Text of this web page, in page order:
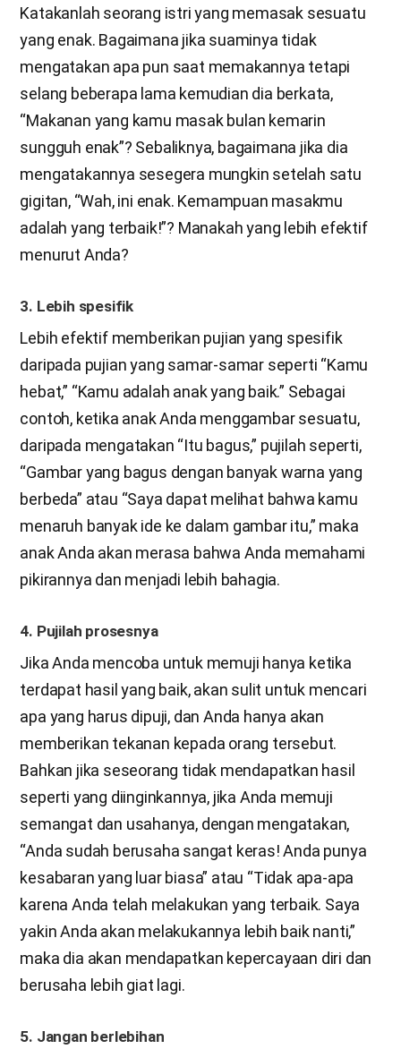
Katakanlah seorang istri yang memasak sesuatu
yang enak. Bagaimana jika suaminya tidak
mengatakan apa pun saat memakannya tetapi
selang beberapa lama kemudian dia berkata,
“Makanan yang kamu masak bulan kemarin
sungguh enak”? Sebaliknya, bagaimana jika dia
mengatakannya sesegera mungkin setelah satu
gigitan, “Wah, ini enak. Kemampuan masakmu
adalah yang terbaik!”? Manakah yang lebih efektif
menurut Anda?
3. Lebih spesifik
Lebih efektif memberikan pujian yang spesifik
daripada pujian yang samar-samar seperti “Kamu
hebat,” “Kamu adalah anak yang baik.” Sebagai
contoh, ketika anak Anda menggambar sesuatu,
daripada mengatakan “Itu bagus,” pujilah seperti,
“Gambar yang bagus dengan banyak warna yang
berbeda” atau “Saya dapat melihat bahwa kamu
menaruh banyak ide ke dalam gambar itu,” maka
anak Anda akan merasa bahwa Anda memahami
pikirannya dan menjadi lebih bahagia.
4. Pujilah prosesnya
Jika Anda mencoba untuk memuji hanya ketika
terdapat hasil yang baik, akan sulit untuk mencari
apa yang harus dipuji, dan Anda hanya akan
memberikan tekanan kepada orang tersebut.
Bahkan jika seseorang tidak mendapatkan hasil
seperti yang diinginkannya, jika Anda memuji
semangat dan usahanya, dengan mengatakan,
“Anda sudah berusaha sangat keras! Anda punya
kesabaran yang luar biasa” atau “Tidak apa-apa
karena Anda telah melakukan yang terbaik. Saya
yakin Anda akan melakukannya lebih baik nanti,”
maka dia akan mendapatkan kepercayaan diri dan
berusaha lebih giat lagi.
5. Jangan berlebihan